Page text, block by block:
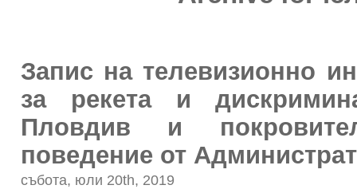
Запис на телевизионно
за рекета и
Пловдив и
поведение от
събота, юли 20th, 2019